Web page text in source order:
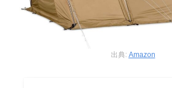
出典: Amazon